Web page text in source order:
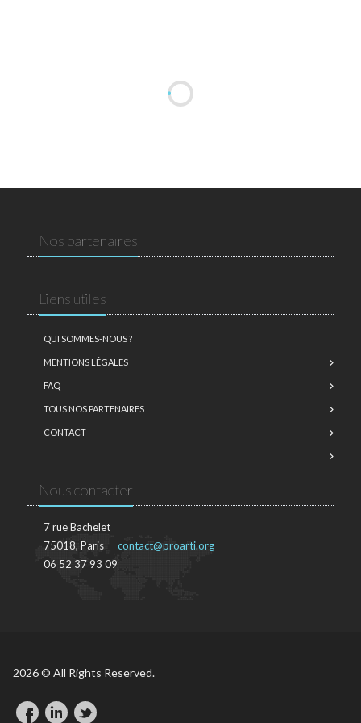
Nos partenaires
Liens utiles
QUI SOMMES-NOUS ?
MENTIONS LÉGALES
FAQ
TOUS NOS PARTENAIRES
CONTACT
Nous contacter
7 rue Bachelet
75018, Paris
06 52 37 93 09
contact@proarti.org
2026 © All Rights Reserved.